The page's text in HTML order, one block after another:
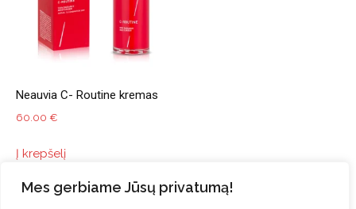
Mes gerbiame Jūsų privatumą!
Neauvia C- Routine kremas
60.00 €
Į krepšelį